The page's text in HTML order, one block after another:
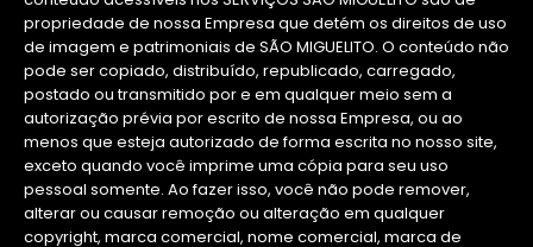
propriedade de nossa Empresa que detém os direitos de uso
de imagem e patrimoniais de SÃO MIGUELITO. O conteúdo não
pode ser copiado, distribuído, republicado, carregado,
postado ou transmitido por e em qualquer meio sem a
autorização prévia por escrito de nossa Empresa, ou ao
menos que esteja autorizado de forma escrita no nosso site,
exceto quando você imprime uma cópia para seu uso
pessoal somente. Ao fazer isso, você não pode remover,
alterar ou causar remoção ou alteração em qualquer
copyright, marca comercial, nome comercial, marca de